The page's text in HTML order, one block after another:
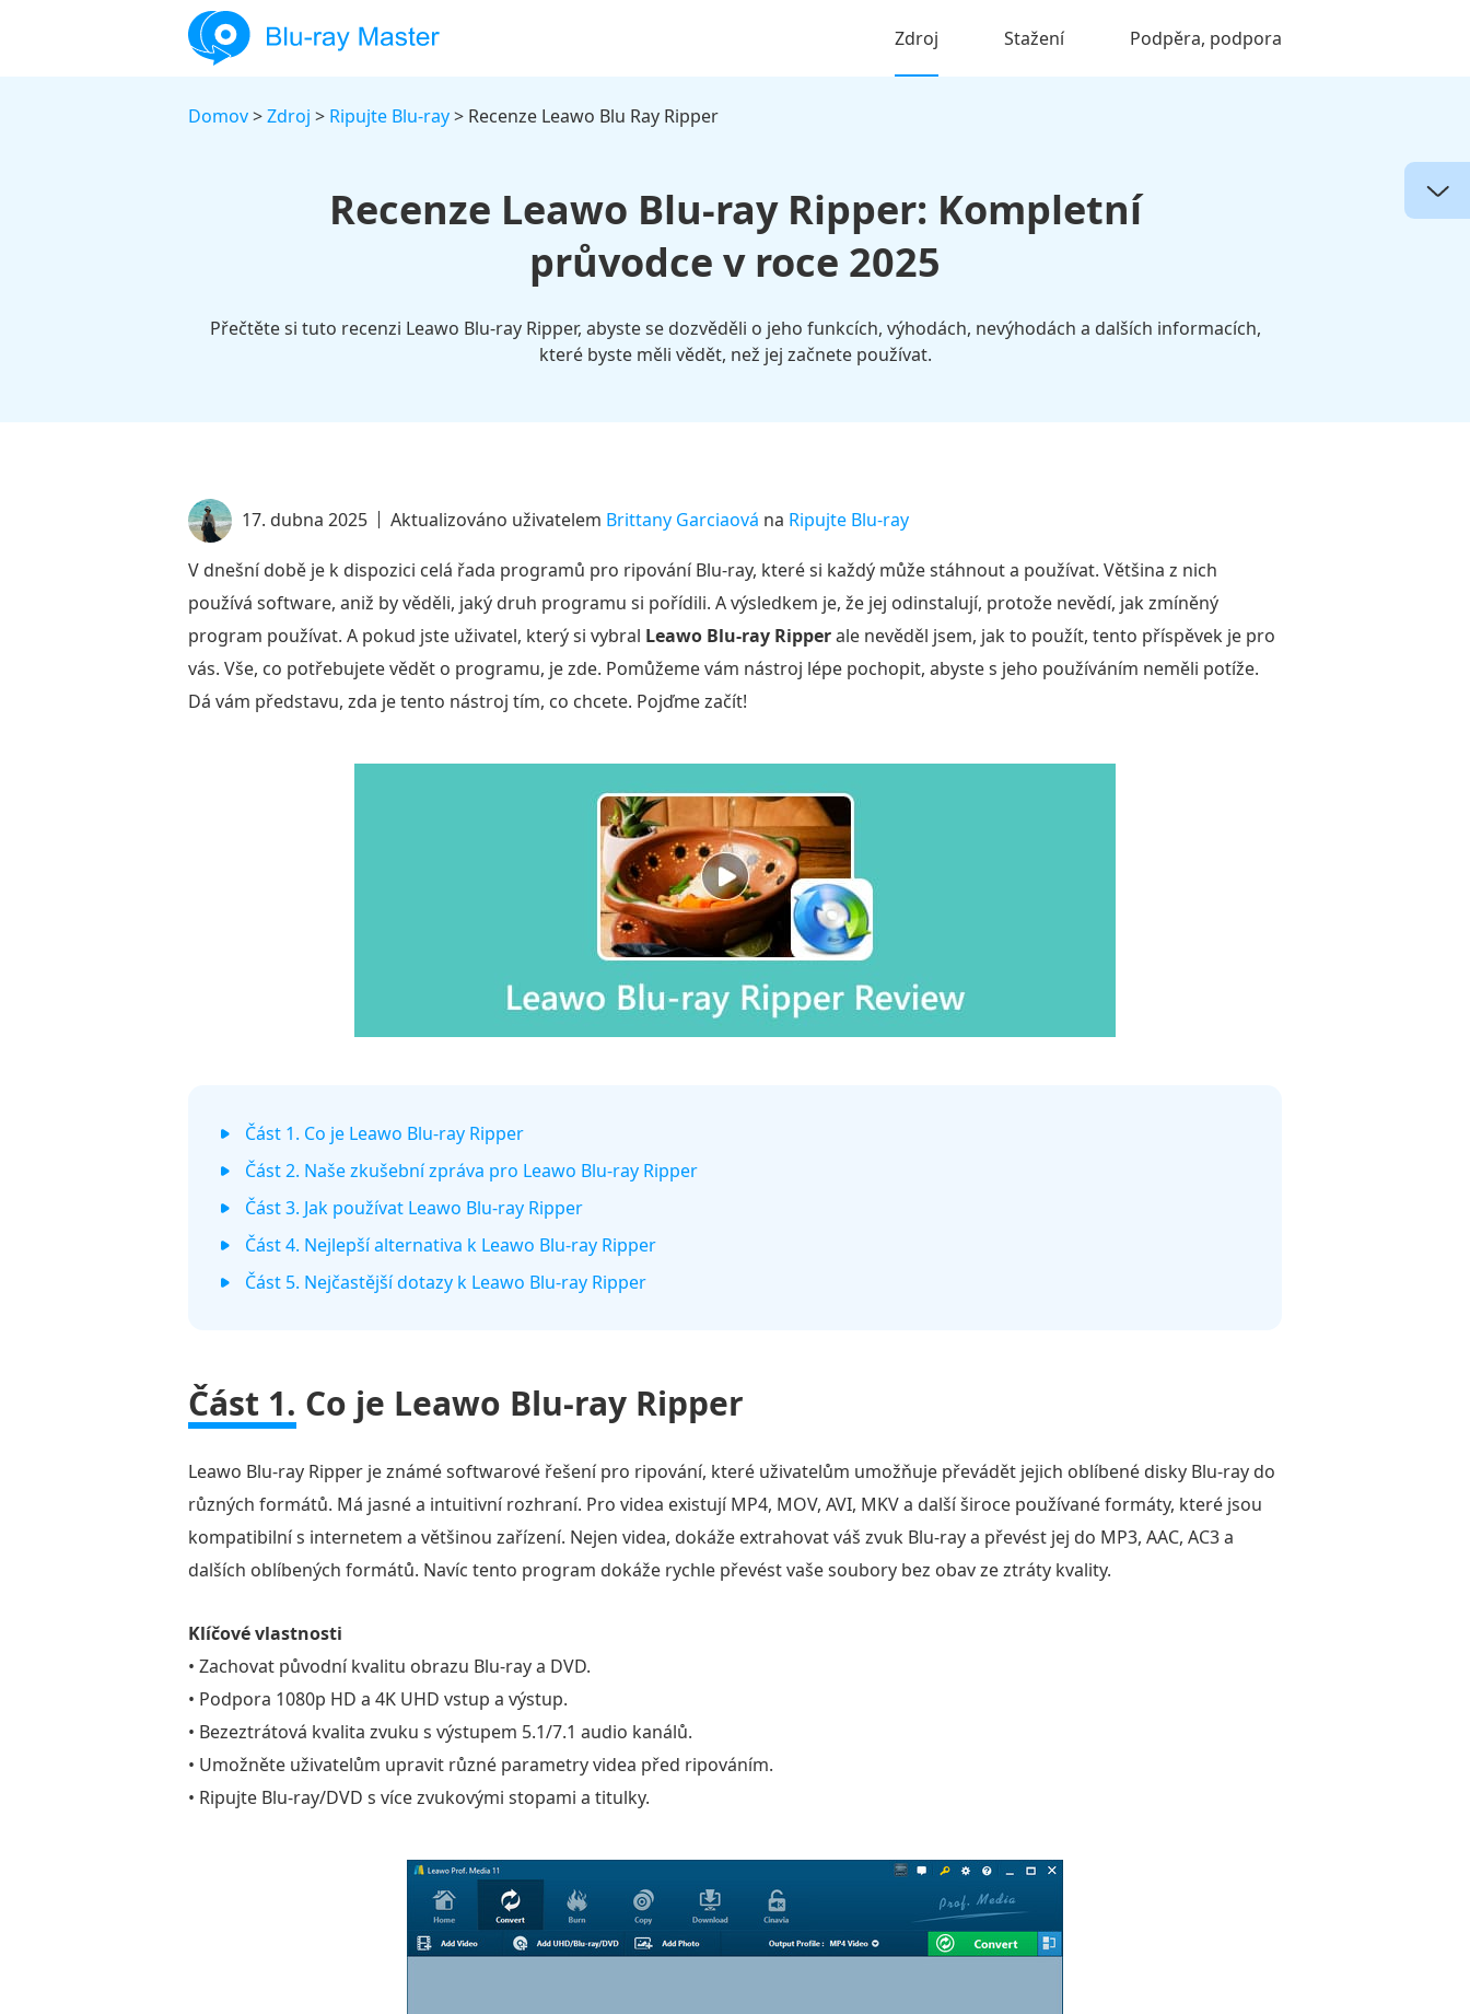
Zdroj Stažení Podpěra, podpora
Domov>Zdroj > Ripujte Blu-ray> Recenze Leawo Blu Ray Ripper
Recenze Leawo Blu-ray Ripper: Kompletní
průvodce v roce 2025
Přečtěte si tuto recenzi Leawo Blu-ray Ripper, abyste se dozvěděli o jeho funkcích, výhodách, nevýhodách a dalších informacích,
které byste měli vědět, než jej začnete používat.
17. dubna 2025 Aktualizováno uživatelem Brittany Garciaová na Ripujte Blu-ray
V dnešní době je k dispozici celá řada programů pro ripování Blu-ray, které si každý může stáhnout a používat. Většina z nich
používá software, aniž by věděli, jaký druh programu si pořídili. A výsledkem je, že jej odinstalují, protože nevědí, jak zmíněný
program používat. A pokud jste uživatel, který si vybral Leawo Blu-ray Ripperale nevěděl jsem, jak to použít, tento příspěvek je pro
vás. Vše, co potřebujete vědět o programu, je zde. Pomůžeme vám nástroj lépe pochopit, abyste s jeho používáním neměli potíže.
Dá vám představu, zda je tento nástroj tím, co chcete. Pojďme začít!
Část 1. Co je Leawo Blu-ray Ripper
Část 2. Naše zkušební zpráva pro Leawo Blu-ray Ripper
Část 3. Jak používat Leawo Blu-ray Ripper
Část 4. Nejlepší alternativa k Leawo Blu-ray Ripper
Část 5. Nejčastější dotazy k Leawo Blu-ray Ripper
Část 1. Co je Leawo Blu-ray Ripper
Leawo Blu-ray Ripper je známé softwarové řešení pro ripování, které uživatelům umožňuje převádět jejich oblíbené disky Blu-ray do
různých formátů. Má jasné a intuitivní rozhraní. Pro videa existují MP4, MOV, AVI, MKV a další široce používané formáty, které jsou
kompatibilní s internetem a většinou zařízení. Nejen videa, dokáže extrahovat váš zvuk Blu-ray a převést jej do MP3, AAC, AC3 a
dalších oblíbených formátů. Navíc tento program dokáže rychle převést vaše soubory bez obav ze ztráty kvality.
Klíčové vlastnosti
• Zachovat původní kvalitu obrazu Blu-ray a DVD.
• Podpora 1080p HD a 4K UHD vstup a výstup.
• Bezeztrátová kvalita zvuku s výstupem 5.1/7.1 audio kanálů.
• Umožněte uživatelům upravit různé parametry videa před ripováním.
• Ripujte Blu-ray/DVD s více zvukovými stopami a titulky.